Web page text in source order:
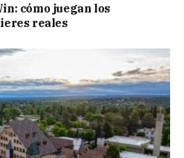
cómo juegan los
reales